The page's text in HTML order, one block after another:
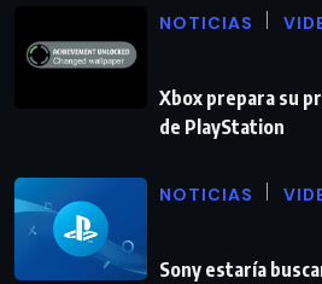
NOTICIAS
Xbox prepara su
de PlayStation
NOTICIAS
Sony estaría